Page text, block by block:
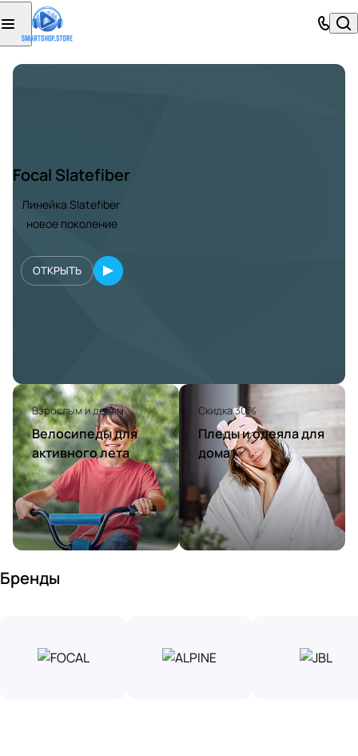
Focal Slatefiber
Линейка Slatefiber
новое поколение
ОТКРЫТЬ
Взрослым и детям
Велосипеды для
активного лета
Скидка 30%
Пледы и одеяла для
дома
Бренды